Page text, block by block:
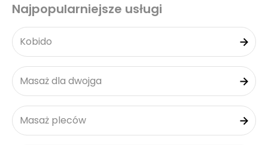
Najpopularniejsze usługi
Kobido
Masaż dla dwojga
Masaż pleców